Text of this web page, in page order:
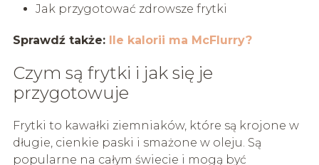
Jak przygotować zdrowsze frytki
Sprawdź także: Ile kalorii ma McFlurry?
Czym są frytki i jak się je
przygotowuje
Frytki to kawałki ziemniaków, które są krojone w
długie, cienkie paski i smażone w oleju. Są
popularne na całym świecie i mogą być